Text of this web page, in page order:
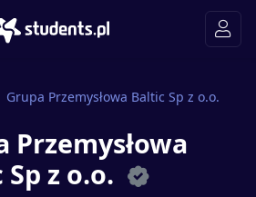
Grupa Przemysłowa Baltic Sp z o.o.
Przemysłowa
z o.o.